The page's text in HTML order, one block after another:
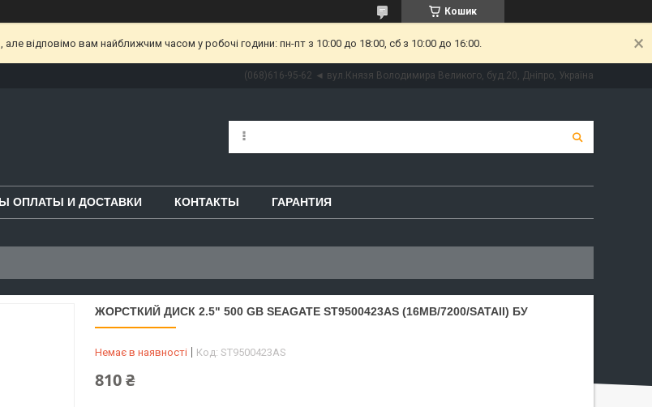
Кошик
відповімо вам найближчим часом у робочі години: пн-пт з 10:00 до 18:00, сб з 10:00 до 16:00.
(068)616-95-62 ◄ вул.Князя Володимира Великого, буд.20, Дніпро, Україна
ОПЛАТЫ И ДОСТАВКИ КОНТАКТЫ ГАРАНТИЯ
ЖОРСТКИЙ ДИСК 2.5" 500 GB SEAGATE ST9500423AS (16MB/7200/SATAII) БУ
Немає в наявності Код: ST9500423AS
810 ₴